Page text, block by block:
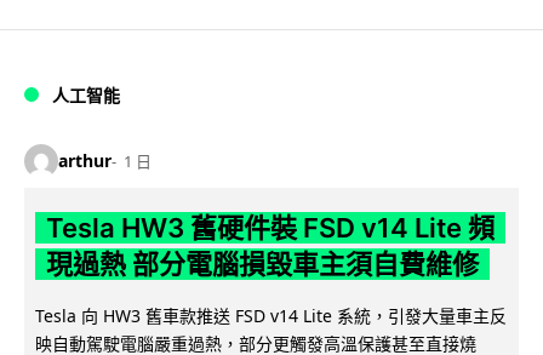
人工智能
arthur 1 日
Tesla HW3 舊硬件裝 FSD v14 Lite 頻
現過熱 部分電腦損毀車主須自費維修
Tesla 向 HW3 舊車款推送 FSD v14 Lite 系統，引發大量車主反
映自動駕駛電腦嚴重過熱，部分更觸發高溫保護甚至直接燒